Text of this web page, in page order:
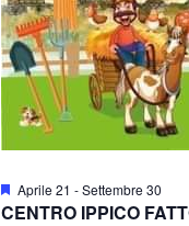
CENTRO IPPICO
Segnalati
Aprile 21 -Settembre 30